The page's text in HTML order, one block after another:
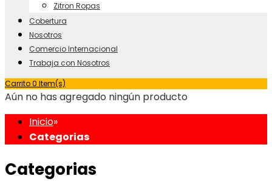
Zitron Ropas
Cobertura
Nosotros
Comercio Internacional
Trabaja con Nosotros
Carrito0 Item(s)
Aún no has agregado ningún producto
Inicio»
Categorias
Categorias